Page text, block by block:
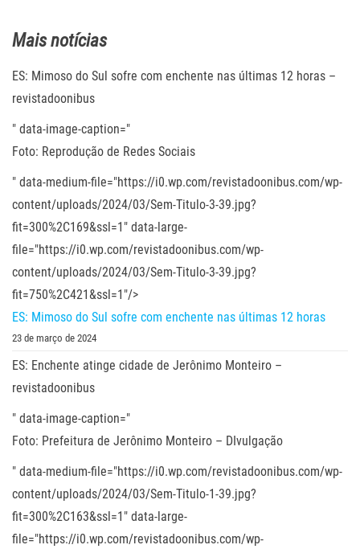
Mais notícias
ES: Mimoso do Sul sofre com enchente nas últimas 12 horas –
revistadoonibus
" data-image-caption="
Foto: Reprodução de Redes Sociais
" data-medium-file="https://i0.wp.com/revistadoonibus.com/wp-
content/uploads/2024/03/Sem-Titulo-3-39.jpg?
fit=300%2C169&ssl=1" data-large-
file="https://i0.wp.com/revistadoonibus.com/wp-
content/uploads/2024/03/Sem-Titulo-3-39.jpg?
fit=750%2C421&ssl=1"/>
ES: Mimoso do Sul sofre com enchente nas últimas 12 horas
23 de março de 2024
ES: Enchente atinge cidade de Jerônimo Monteiro –
revistadoonibus
" data-image-caption="
Foto: Prefeitura de Jerônimo Monteiro – DIvulgação
" data-medium-file="https://i0.wp.com/revistadoonibus.com/wp-
content/uploads/2024/03/Sem-Titulo-1-39.jpg?
fit=300%2C163&ssl=1" data-large-
file="https://i0.wp.com/revistadoonibus.com/wp-